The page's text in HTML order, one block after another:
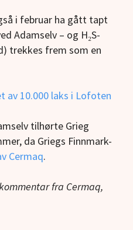
i februar ha gått tapt
Adamselv – og H₂S-
trekkes frem som en
av 10.000 laks i Lofoten
tilhørte Grieg
da Griegs Finnmark-
Cermaq.
fra Cermaq,